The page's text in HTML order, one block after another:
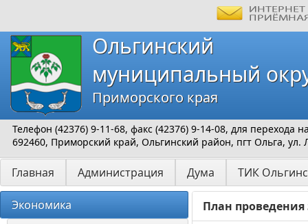
Ольгинский
муниципальный
Приморского края
Телефон (42376) 9-11-68, факс (42376) 9-14-08, для перехода
692460, Приморский край, Ольгинский район, пгт Ольга, ул.
Главная Администрация Дума ТИК
Экономика
План